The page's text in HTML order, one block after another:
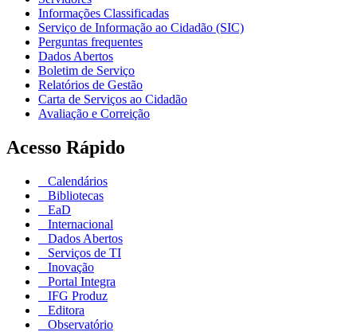
Informações Classificadas
Serviço de Informação ao Cidadão (SIC)
Perguntas frequentes
Dados Abertos
Boletim de Serviço
Relatórios de Gestão
Carta de Serviços ao Cidadão
Avaliação e Correição
Acesso Rápido
Calendários
Bibliotecas
EaD
Internacional
Dados Abertos
Serviços de TI
Inovação
Portal Integra
IFG Produz
Editora
Observatório